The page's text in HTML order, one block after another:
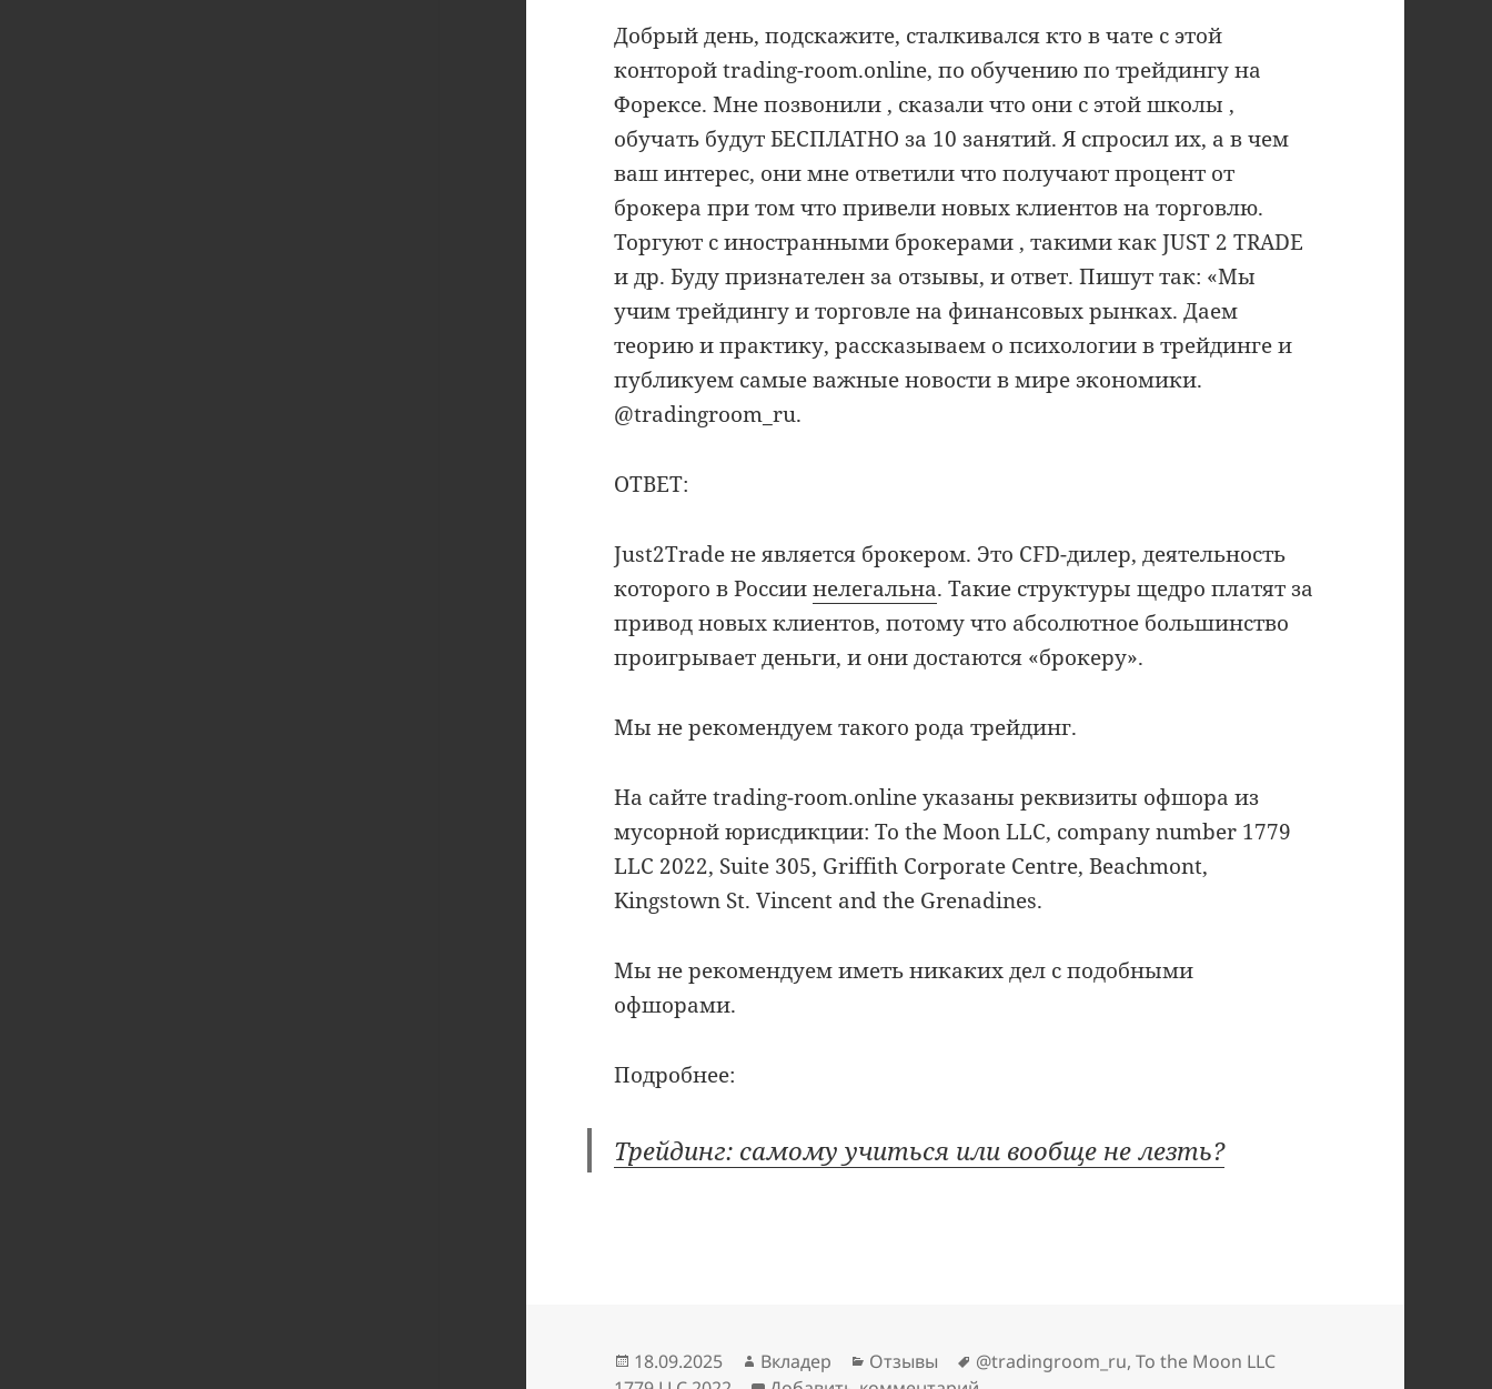
Добрый день, подскажите, сталкивался кто в чате с этой
конторой trading-room.online, по обучению по трейдингу на
Форексе. Мне позвонили , сказали что они с этой школы ,
обучать будут БЕСПЛАТНО за 10 занятий. Я спросил их, а в чем
ваш интерес, они мне ответили что получают процент от
брокера при том что привели новых клиентов на торговлю.
Торгуют с иностранными брокерами , такими как JUST 2 TRADE
и др. Буду признателен за отзывы, и ответ. Пишут так: «Мы
учим трейдингу и торговле на финансовых рынках. Даем
теорию и практику, рассказываем о психологии в трейдинге и
публикуем самые важные новости в мире экономики.
@tradingroom_ru.
ОТВЕТ:
Just2Trade не является брокером. Это CFD-дилер, деятельность
которого в Россиинелегальна. Такие структуры щедро платят за
привод новых клиентов, потому что абсолютное большинство
проигрывает деньги, и они достаются «брокеру».
Мы не рекомендуем такого рода трейдинг.
На сайте trading-room.online указаны реквизиты офшора из
мусорной юрисдикции: To the Moon LLC, company number 1779
LLC 2022, Suite 305, Griffith Corporate Centre, Beachmont,
Kingstown St. Vincent and the Grenadines.
Мы не рекомендуем иметь никаких дел с подобными
офшорами.
Подробнее:
Трейдинг: самому учиться или вообще не лезть?
Опубликовано
18.09.2025 Автор
Вкладер Рубрики
Отзывы Метки
@tradingroom_ru,To the Moon LLC